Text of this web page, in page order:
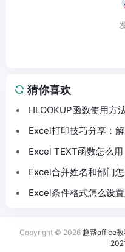
猜你喜欢
HLOOKUP函数使用方
Excel打印技巧分享：
Excel TEXT函数怎么
Excel合并姓名和部门
Excel条件格式怎么设
Copyright © 2026 趣帮office教